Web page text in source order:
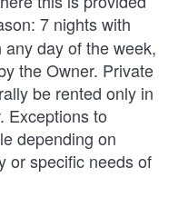
7 nights with
day of the week,
the Owner. Private
be rented only in
Exceptions to
depending on
or specific needs of